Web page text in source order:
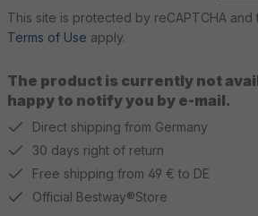
The product is currently not
happy to notify you by e-mail.
This site is protected by reCAPTCHA and
Terms of Use apply.
Direct shipping from Germany
30 days right of return
Free shipping from 49 € to DE
Official Bestway®Store